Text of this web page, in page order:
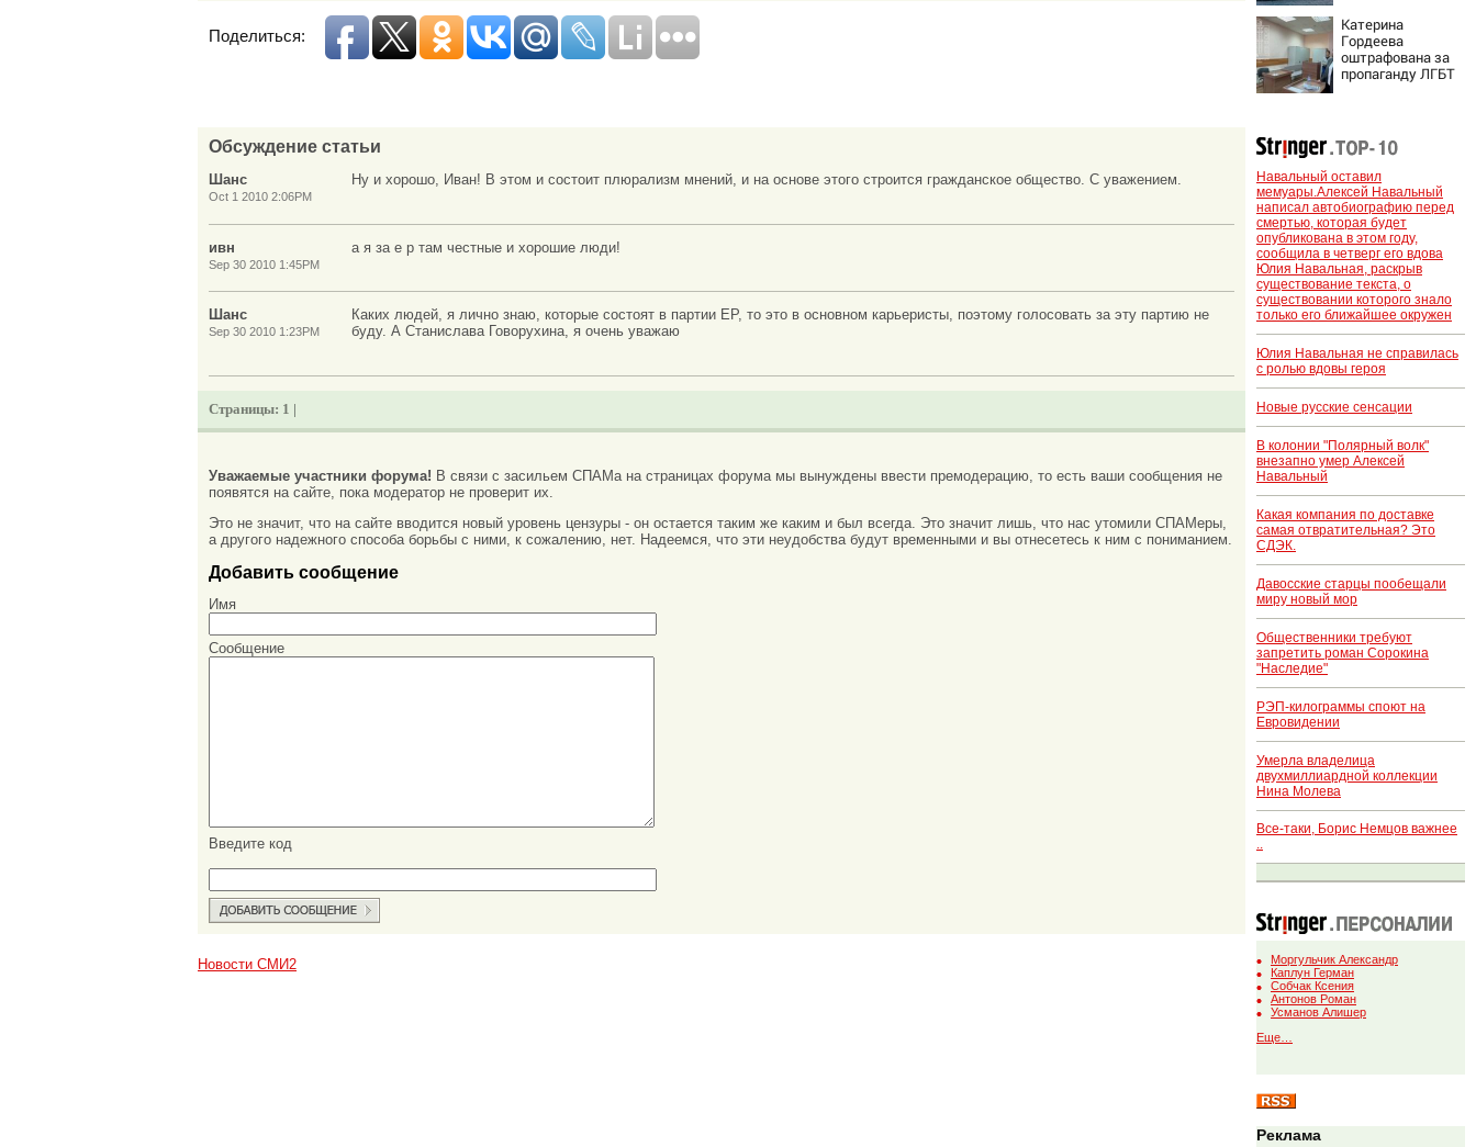
Поделиться:
Обсуждение статьи
Шанс
Oct 1 2010 2:06PM
Ну и хорошо, Иван! В этом и состоит плюрализм мнений, и на основе этого строится гражданское общество. С уважением.
ивн
Sep 30 2010 1:45PM
а я за е р там честные и хорошие люди!
Шанс
Sep 30 2010 1:23PM
Каких людей, я лично знаю, которые состоят в партии ЕР, то это в основном карьеристы, поэтому голосовать за эту партию не
буду. А Станислава Говорухина, я очень уважаю
Страницы: 1 |
Уважаемые участники форума! В связи с засильем СПАМа на страницах форума мы вынуждены ввести премодерацию, то есть ваши сообщения не
появятся на сайте, пока модератор не проверит их.
Это не значит, что на сайте вводится новый уровень цензуры - он остается таким же каким и был всегда. Это значит лишь, что нас утомили СПАМеры,
а другого надежного способа борьбы с ними, к сожалению, нет. Надеемся, что эти неудобства будут временными и вы отнесетесь к ним с пониманием.
Добавить сообщение
Имя
Сообщение
Введите код
Новости СМИ2
Катерина
Гордеева
оштрафована за
пропаганду ЛГБТ
Навальный оставил
мемуары.Алексей Навальный
написал автобиографию перед
смертью, которая будет
опубликована в этом году,
сообщила в четверг его вдова
Юлия Навальная, раскрыв
существование текста, о
существовании которого знало
только его ближайшее окружен
Юлия Навальная не справилась
с ролью вдовы героя
Новые русские сенсации
В колонии "Полярный волк"
внезапно умер Алексей
Навальный
Какая компания по доставке
самая отвратительная? Это
СДЭК.
Давосские старцы пообещали
миру новый мор
Общественники требуют
запретить роман Сорокина
"Наследие"
РЭП-килограммы споют на
Евровидении
Умерла владелица
двухмиллиардной коллекции
Нина Молева
Все-таки, Борис Немцов важнее
..
Моргульчик Александр
Каплун Герман
Собчак Ксения
Антонов Роман
Усманов Алишер
Еще…
Реклама